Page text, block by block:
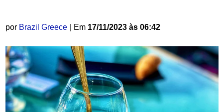
por Brazil Greece | Em 17/11/2023 às 06:42